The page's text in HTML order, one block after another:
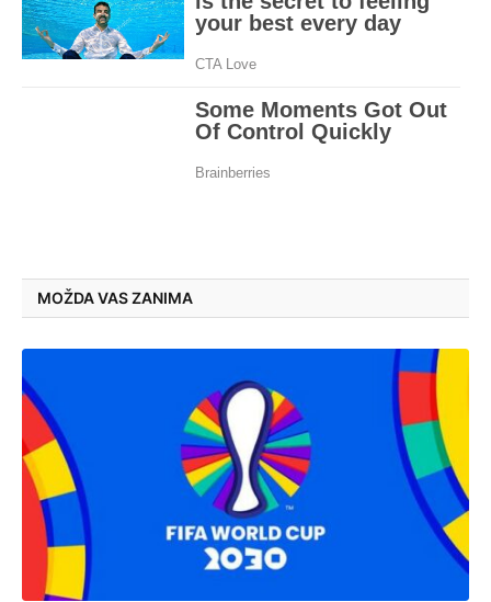
MOŽDA VAS ZANIMA